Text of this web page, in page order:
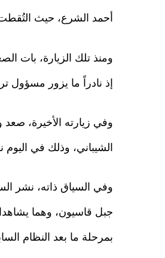
أحمد الشرع، حيث
ومنذ تلك الزيارة، بات
إذ نادراً ما يزور مسؤول
وفي زيارته الأخيرة،
الشيباني، وذلك في
وفي السياق ذاته، نشر
جبل قاسيون، وهما
بمرحلة ما بعد النظام